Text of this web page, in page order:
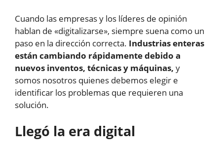
Cuando las empresas y los líderes de opinión
hablan de «digitalizarse», siempre suena como un
paso en la dirección correcta. Industrias enteras
están cambiando rápidamente debido a
nuevos inventos, técnicas y máquinas, y
somos nosotros quienes debemos elegir e
identificar los problemas que requieren una
solución.
Llegó la era digital